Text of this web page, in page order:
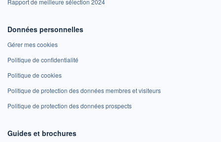
Rapport de meilleure sélection 2024
Données personnelles
Gérer mes cookies
Politique de confidentialité
Politique de cookies
Politique de protection des données membres et visiteurs
Politique de protection des données prospects
Guides et brochures